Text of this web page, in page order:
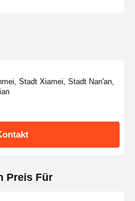
Stadt Xiamei, Stadt Nan'an,
Preis Für